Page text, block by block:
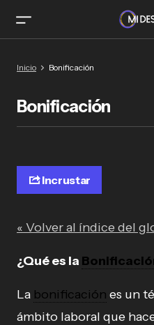
Inicio Bonificación
Bonificación
Incrustar
« Volver al índice del
¿Qué es la
La bonificación es un
ámbito laboral que